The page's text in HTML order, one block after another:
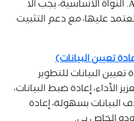
النواة للتطبيقات العامة لـ أودوAI. النواة الأساسية، يجب ألا
عليها، مع دعم التثبيت
البيانات للتطوير
الأداء، إعادة ضبط البيانات،
بسهولة، إعادة